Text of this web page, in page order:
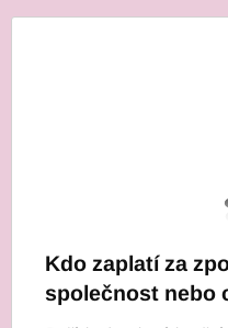
Kdo zaplatí za
společnost nebo